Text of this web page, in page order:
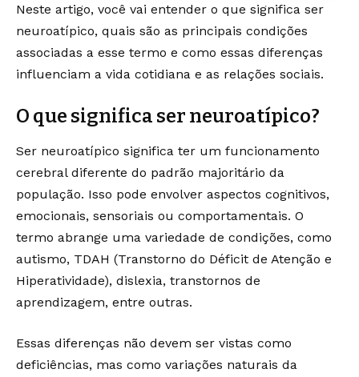
Neste artigo, você vai entender o que significa ser
neuroatípico, quais são as principais condições
associadas a esse termo e como essas diferenças
influenciam a vida cotidiana e as relações sociais.
O que significa ser neuroatípico?
Ser neuroatípico significa ter um funcionamento
cerebral diferente do padrão majoritário da
população. Isso pode envolver aspectos cognitivos,
emocionais, sensoriais ou comportamentais. O
termo abrange uma variedade de condições, como
autismo, TDAH (Transtorno do Déficit de Atenção e
Hiperatividade), dislexia, transtornos de
aprendizagem, entre outras.
Essas diferenças não devem ser vistas como
deficiências, mas como variações naturais da